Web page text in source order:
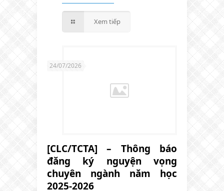
Xem tiếp
24/07/2026
[CLC/TCTA] – Thông báo
đăng ký nguyện vọng
chuyên ngành năm học
2025-2026